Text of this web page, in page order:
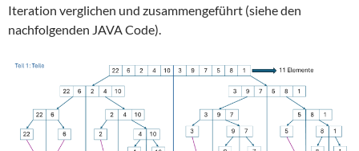
Iteration verglichen und zusammengeführt (siehe den
nachfolgenden JAVA Code).